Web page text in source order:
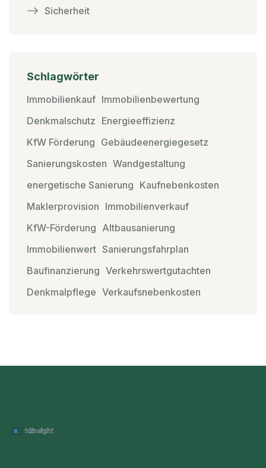
Sicherheit
Schlagwörter
Immobilienkauf Immobilienbewertung
Denkmalschutz Energieeffizienz
KfW Förderung Gebäudeenergiegesetz
Sanierungskosten Wandgestaltung
energetische Sanierung Kaufnebenkosten
Maklerprovision Immobilienverkauf
KfW-Förderung Altbausanierung
Immobilienwert Sanierungsfahrplan
Baufinanzierung Verkehrswertgutachten
Denkmalpflege Verkaufsnebenkosten